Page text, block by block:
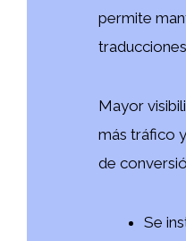
permite
Mayor
más tráfico
de
Se